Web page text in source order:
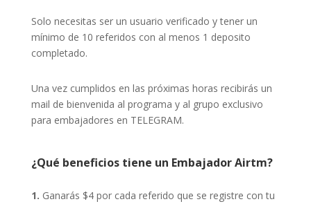
Solo necesitas ser un usuario verificado y tener un
mínimo de 10 referidos con al menos 1 deposito
completado.
Una vez cumplidos en las próximas horas recibirás un
mail de bienvenida al programa y al grupo exclusivo
para embajadores en TELEGRAM.
¿Qué beneficios tiene un Embajador Airtm?
1. Ganarás $4 por cada referido que se registre con tu